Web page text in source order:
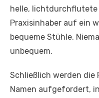
helle, lichtdurchflutete
Praxisinhaber auf ein
bequeme Stühle.
unbequem.
Schließlich werden
Namen aufgefordert,